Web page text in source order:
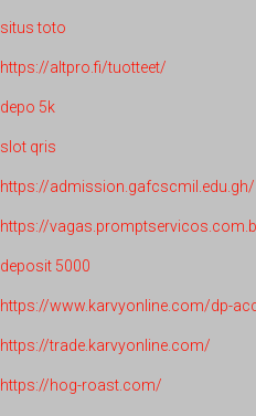
situs toto
https://altpro.fi/tuotteet/
depo 5k
slot qris
https://admission.gafcscmil.edu.gh/
https://
deposit 5000
https://www.karvyonline.com/dp-
https://trade.karvyonline.com/
https://hog-roast.com/